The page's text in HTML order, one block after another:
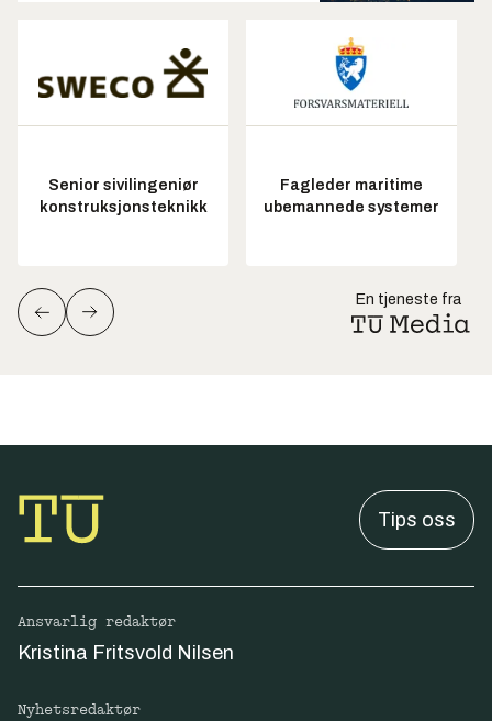
Senior sivilingeniør
konstruksjonsteknikk
Fagleder maritime
ubemannede systemer
En tjeneste fra
Tips oss
Ansvarlig redaktør
Kristina Fritsvold Nilsen
Nyhetsredaktør